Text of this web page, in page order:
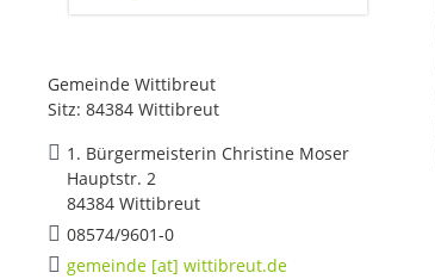
Gemeinde Wittibreut
Sitz: 84384 Wittibreut
1. Bürgermeisterin Christine Moser
Hauptstr. 2
84384 Wittibreut
08574/9601-0
gemeinde [at] wittibreut.de